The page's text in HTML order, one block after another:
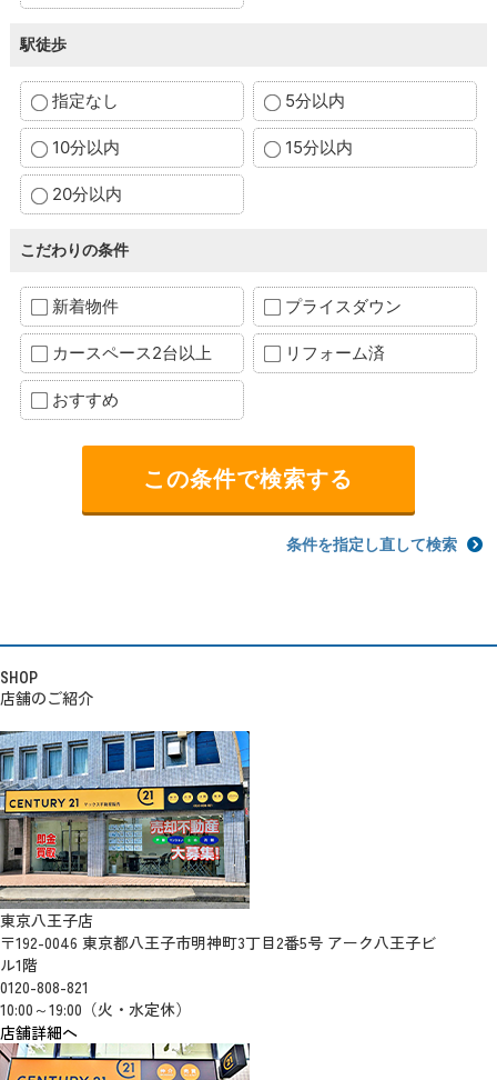
駅徒歩
指定なし 5分以内
10分以内 15分以内
20分以内
こだわりの条件
新着物件 プライスダウン
カースペース2台以上 リフォーム済
おすすめ
条件を指定し直して検索
SHOP
店舗のご紹介
東京八王子店
〒192-0046 東京都八王子市明神町3丁目2番5号 アーク八王子ビ
ル1階
0120-808-821
10:00～19:00（火・水定休）
店舗詳細へ